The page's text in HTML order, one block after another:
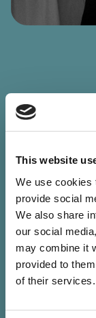
This website
We use cookies
provide social
We also share
our social
may combine it
provided to
of their services.
A Kolibri
könnyűzenei- és
elektronikus
atmoszférát
a belső
- elmerülni a saját
Kolibri első, 2023-
nagylemeze
klub
Kolibri jegyzi a
együttműködője a